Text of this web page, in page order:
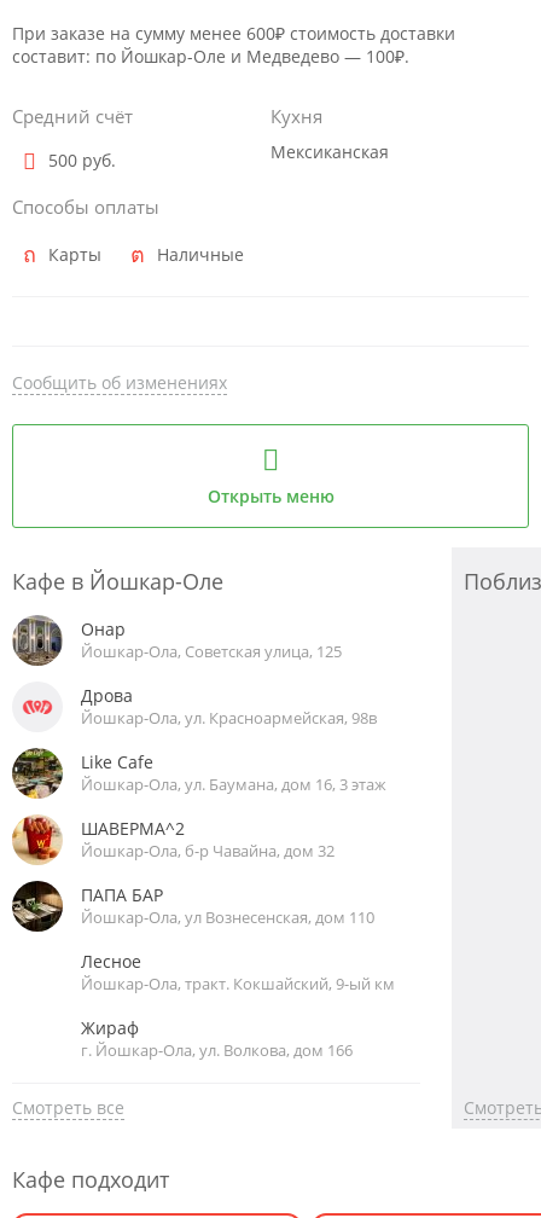
При заказе на сумму менее 600₽ стоимость доставки
составит: по Йошкар-Оле и Медведево — 100₽.
Средний счёт
500 руб.
Способы оплаты
Карты Наличные
Кухня
Мексиканская
Сообщить об изменениях
Открыть меню
Кафе в Йошкар-Оле
Онар
Йошкар-Ола, Советская улица, 125
Дрова
Йошкар-Ола, ул. Красноармейская, 98в
Like Cafe
Йошкар-Ола, ул. Баумана, дом 16, 3 этаж
ШАВЕРМА^2
Йошкар-Ола, б-р Чавайна, дом 32
ПАПА БАР
Йошкар-Ола, ул Вознесенская, дом 110
Лесное
Йошкар-Ола, тракт. Кокшайский, 9-ый км
Жираф
г. Йошкар-Ола, ул. Волкова, дом 166
Смотреть все
Кафе подходит